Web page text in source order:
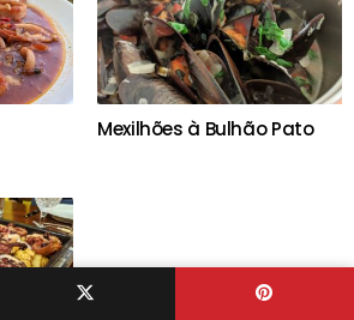
Mexilhões à Bulhão Pato